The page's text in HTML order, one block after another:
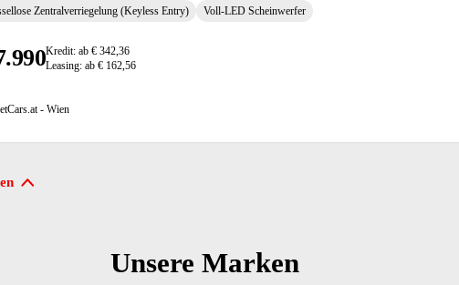
Zentralverriegelung (Keyless Entry)
Voll-LED Scheinwerfer
Kredit: ab € 342,36
Leasing: ab € 162,56
- Wien
Unsere Marken